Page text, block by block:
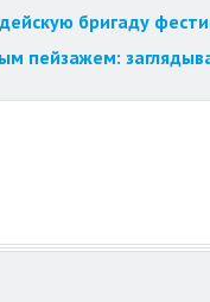
бригаду
пейзажем: